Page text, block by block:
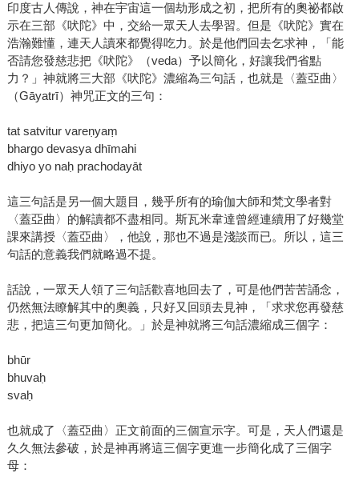
印度古人傳說，神在宇宙這一個劫形成之初，把所有的奧祕都啟
示在三部《吠陀》中，交給一眾天人去學習。但是《吠陀》實在
浩瀚難懂，連天人讀來都覺得吃力。於是他們回去乞求神，「能
否請您發慈悲把《吠陀》（veda）予以簡化，好讓我們省點
力？」神就將三大部《吠陀》濃縮為三句話，也就是〈蓋亞曲〉
（Gāyatrī）神咒正文的三句：
tat satvitur vareṇyaṃ
bhargo devasya dhīmahi
dhiyo yo naḥ prachodayāt
這三句話是另一個大題目，幾乎所有的瑜伽大師和梵文學者對
〈蓋亞曲〉的解讀都不盡相同。斯瓦米韋達曾經連續用了好幾堂
課來講授〈蓋亞曲〉，他說，那也不過是淺談而已。所以，這三
句話的意義我們就略過不提。
話說，一眾天人領了三句話歡喜地回去了，可是他們苦苦誦念，
仍然無法瞭解其中的奧義，只好又回頭去見神，「求求您再發慈
悲，把這三句更加簡化。」於是神就將三句話濃縮成三個字：
bhūr
bhuvaḥ
svaḥ
也就成了〈蓋亞曲〉正文前面的三個宣示字。可是，天人們還是
久久無法參破，於是神再將這三個字更進一步簡化成了三個字
母：